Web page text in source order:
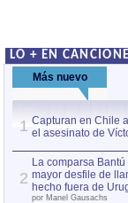
LO + EN
Más nuevo
1 Capturan en Chile
el asesinato de
2
La comparsa
mayor desfile de
hecho fuera de
por Manel Gausachs